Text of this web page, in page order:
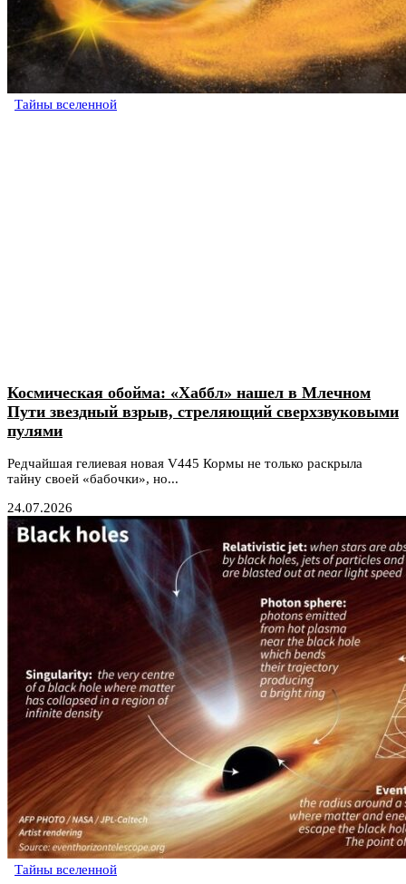
Тайны вселенной
Космическая обойма: «Хаббл» нашел в Млечном
Пути звездный взрыв, стреляющий сверхзвуковыми
пулями
Редчайшая гелиевая новая V445 Кормы не только раскрыла
тайну своей «бабочки», но...
24.07.2026
Тайны вселенной